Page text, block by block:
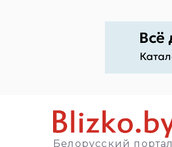
Белорусский портал